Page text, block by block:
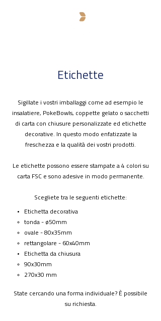
Etichette
Sigillate i vostri imballaggi come ad esempio le
insalatiere, PokeBowls, coppette gelato o sacchetti
di carta con chiusure personalizzate ed etichette
decorative. In questo modo enfatizzate la
freschezza e la qualità dei vostri prodotti.
Le etichette possono essere stampate a 4 colori su
carta FSC e sono adesive in modo permanente.
Scegliete tra le seguenti etichette:
Etichetta decorativa
tonda - ø50mm​
ovale - 80x35mm
rettangolare - 60x40mm
Etichetta da chiusura
90x30mm​
270x30 mm
State cercando una forma individuale? È possibile
su richiesta.